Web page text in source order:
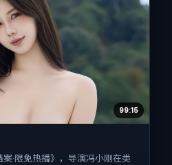
99:15
·限免热播》，导演冯小刚在类